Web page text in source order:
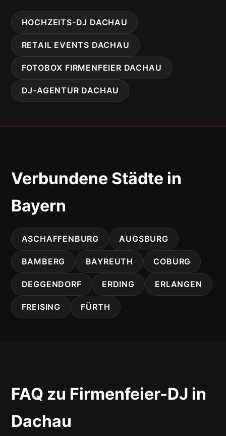
HOCHZEITS-DJ DACHAU
RETAIL EVENTS DACHAU
FOTOBOX FIRMENFEIER DACHAU
DJ-AGENTUR DACHAU
Verbundene Städte in
Bayern
ASCHAFFENBURG AUGSBURG
BAMBERG BAYREUTH COBURG
DEGGENDORF ERDING ERLANGEN
FREISING FÜRTH
FAQ zu Firmenfeier-DJ in
Dachau